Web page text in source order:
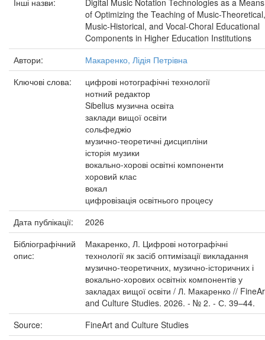
Інші назви:
Digital Music Notation Technologies as a Means
of Optimizing the Teaching of Music-Theoretical,
Music-Historical, and Vocal-Choral Educational
Components in Higher Education Institutions
Автори:
Макаренко, Лідія Петрівна
Ключові слова:
цифрові нотографічні технології
нотний редактор
Sibelius музична освіта
заклади вищої освіти
сольфеджіо
музично-теоретичні дисципліни
історія музики
вокально-хорові освітні компоненти
хоровий клас
вокал
цифровізація освітнього процесу
Дата публікації:
2026
Бібліографічний
опис:
Макаренко, Л. Цифрові нотографічні
технології як засіб оптимізації викладання
музично-теоретичних, музично-історичних і
вокально-хорових освітніх компонентів у
закладах вищої освіти / Л. Макаренко //
and Culture Studies. 2026. - № 2. - С. 39–44.
Source:
FineArt and Culture Studies